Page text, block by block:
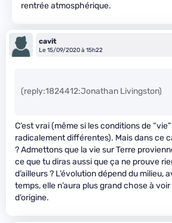
rentrée atmosphérique.
cavit
Le 15/09/2020 à 15h22
(reply:1824412:Jonathan Livingston)
C’est vrai (même si les conditions de
radicalement différentes). Mais dans ce
? Admettons que la vie sur Terre
ce que tu diras aussi que ça ne prouve
d’ailleurs ? L’évolution dépend du milieu,
temps, elle n’aura plus grand chose à
d’origine.